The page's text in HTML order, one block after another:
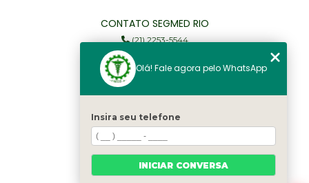
CONTATO SEGMED RIO
(21) 2253-5544
(21) 97905-3352
segmed@segmedrio.com.br
MENU
Home
Institucional
Serviços
Olá! Fale agora pelo WhatsApp
Insira seu telefone
INICIAR CONVERSA